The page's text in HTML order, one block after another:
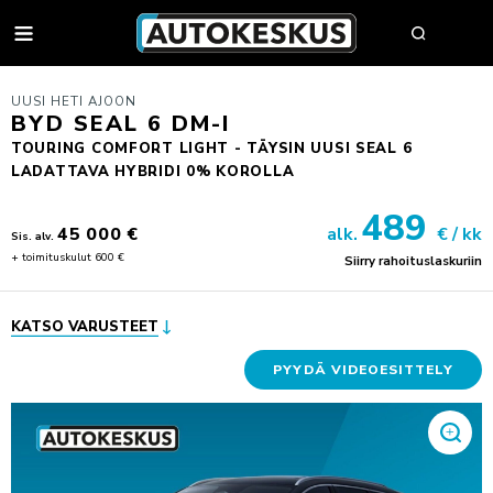
AUTOHAKU
VAIHTOAUTOT
AUTOHAKU
BMW PREMIUM SELECTION
VAIHTOAUTON OSTAJAN OPAS
HUUTOKAUPPA
UUDET AUTOT
BMW
MINI
YRITYSMYYNTI
AUTOPÄÄTTÄJÄLLE
TYÖSUHDEAUTOILIJALLE
KOLARIKORJAUS & TUULILASIT
UUSI HETI AJOON
BYD SEAL 6 DM-I
TOURING COMFORT LIGHT - TÄYSIN UUSI SEAL 6
LADATTAVA HYBRIDI 0% KOROLLA
Sis. alv. 45 000 €
+ toimituskulut 600 €
alk. 489 € / kk
Siirry rahoituslaskuriin
KATSO VARUSTEET
PYYDÄ VIDEOESITTELY